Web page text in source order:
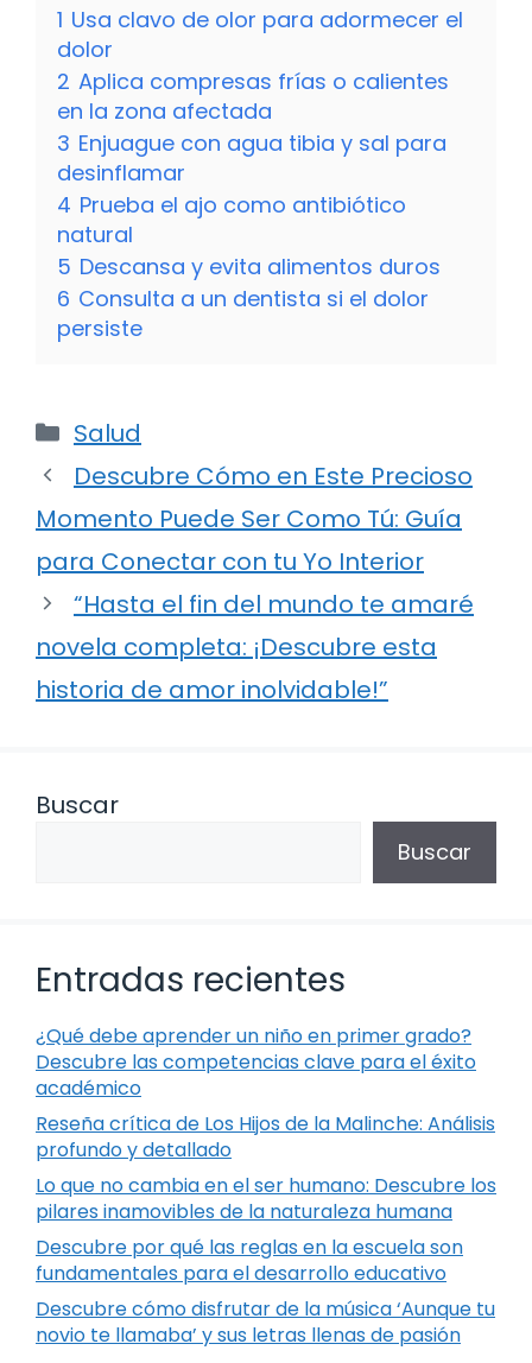
1 Usa clavo de olor para adormecer el
dolor
2 Aplica compresas frías o calientes
en la zona afectada
3 Enjuague con agua tibia y sal para
desinflamar
4 Prueba el ajo como antibiótico
natural
5 Descansa y evita alimentos duros
6 Consulta a un dentista si el dolor
persiste
Categorías
Salud
Descubre Cómo en Este Precioso
Momento Puede Ser Como Tú: Guía
para Conectar con tu Yo Interior
“Hasta el fin del mundo te amaré
novela completa: ¡Descubre esta
historia de amor inolvidable!”
Buscar
Buscar
Entradas recientes
¿Qué debe aprender un niño en primer grado?
Descubre las competencias clave para el éxito
académico
Reseña crítica de Los Hijos de la Malinche: Análisis
profundo y detallado
Lo que no cambia en el ser humano: Descubre los
pilares inamovibles de la naturaleza humana
Descubre por qué las reglas en la escuela son
fundamentales para el desarrollo educativo
Descubre cómo disfrutar de la música ‘Aunque tu
novio te llamaba’ y sus letras llenas de pasión